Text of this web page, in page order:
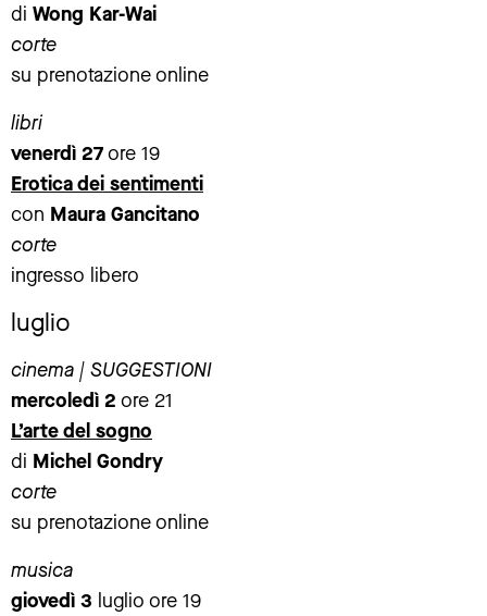
di Wong Kar-Wai
corte
su prenotazione online
libri
venerdì 27ore 19
Erotica dei sentimenti
con Maura Gancitano
corte
ingresso libero
luglio
cinema | SUGGESTIONI
mercoledì 2 ore 21
L’arte del sogno
di Michel Gondry
corte
su prenotazione online
musica
giovedì 3 luglio ore 19